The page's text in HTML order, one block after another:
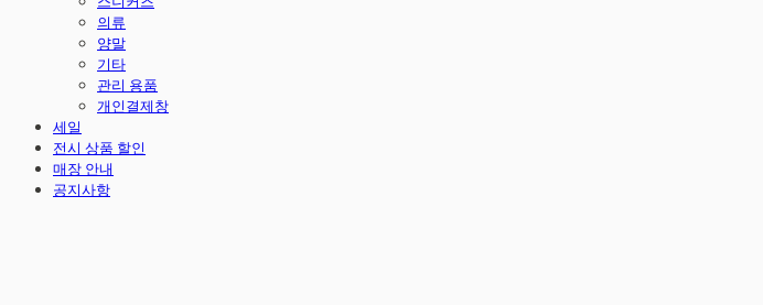
의류
양말
기타
관리 용품
개인결제창
세일
전시 상품 할인
매장 안내
공지사항